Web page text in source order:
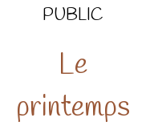
PUBLIC
Le
printemps